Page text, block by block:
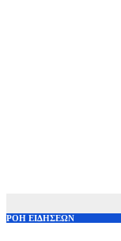
ΡΟΗ ΕΙΔΗΣΕΩΝ